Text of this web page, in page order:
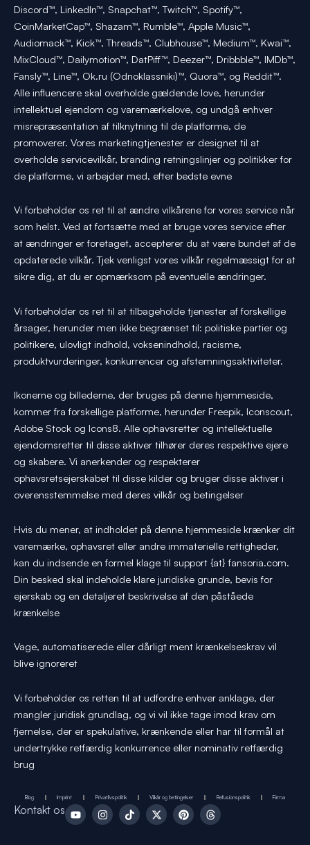
Discord™, LinkedIn™, Snapchat™, Twitch™, Spotify™,
CoinMarketCap™, Shazam™, Rumble™, Apple Music™,
Audiomack™, Kick™, Threads™, Clubhouse™, Medium™, Kwai™,
MixCloud™, Dailymotion™, DatPiff™, Deezer™, Dribbble™, IMDb™,
Fansly™, Line™, Ok.ru (Odnoklassniki)™, Quora™, og Reddit™.
Alle influencere skal overholde gældende love, herunder
intellektuel ejendom og varemærkelove, og undgå enhver
misrepræsentation af tilknytning til de platforme, de
promoverer. Vores marketingtjenester er designet til at
overholde servicevilkår, branding retningslinjer og politikker for
de platforme, vi arbejder med, efter bedste evne
Vi forbeholder os ret til at ændre vilkårene for vores service når
som helst. Ved at fortsætte med at bruge vores service efter
at ændringer er foretaget, accepterer du at være bundet af de
opdaterede vilkår. Tjek venligst vores vilkår regelmæssigt for at
sikre dig, at du er opmærksom på eventuelle ændringer.
Vi forbeholder os ret til at tilbageholde tjenester af forskellige
årsager, herunder men ikke begrænset til: politiske partier og
politikere, ulovligt indhold, voksenindhold, racisme,
produktvurderinger, konkurrencer og afstemningsaktiviteter.
Ikonerne og billederne, der bruges på denne hjemmeside,
kommer fra forskellige platforme, herunder Freepik, Iconscout,
Adobe Stock og Icons8. Alle ophavsretter og intellektuelle
ejendomsretter til disse aktiver tilhører deres respektive ejere
og skabere. Vi anerkender og respekterer
ophavsretsejerskabet til disse kilder og bruger disse aktiver i
overensstemmelse med deres vilkår og betingelser
Hvis du mener, at indholdet på denne hjemmeside krænker dit
varemærke, ophavsret eller andre immaterielle rettigheder,
kan du indsende en formel klage til support {at} fansoria.com.
Din besked skal indeholde klare juridiske grunde, bevis for
ejerskab og en detaljeret beskrivelse af den påståede
krænkelse
Vage, automatiserede eller dårligt ment krænkelseskrav vil
blive ignoreret
Vi forbeholder os retten til at udfordre enhver anklage, der
mangler juridisk grundlag, og vi vil ikke tage imod krav om
fjernelse, der er spekulative, krænkende eller har til formål at
undertrykke retfærdig konkurrence eller nominativ retfærdig
brug
Blog Imprint Privatlivspolitik Vilkår og betingelser Refusionspolitik Firma
Kontakt os Y
o
I
n
T
i
X
-
P
i
T
h